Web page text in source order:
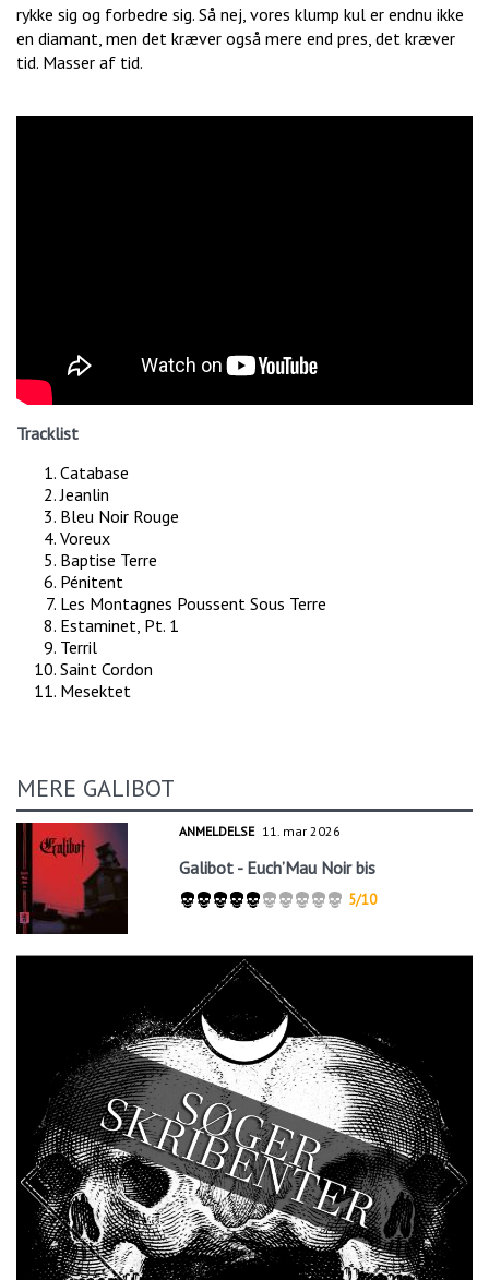
rykke sig og forbedre sig. Så nej, vores klump kul er endnu ikke
en diamant, men det kræver også mere end pres, det kræver
tid. Masser af tid.
Tracklist
Catabase
Jeanlin
Bleu Noir Rouge
Voreux
Baptise Terre
Pénitent
Les Montagnes Poussent Sous Terre
Estaminet, Pt. 1
Terril
Saint Cordon
Mesektet
MERE GALIBOT
ANMELDELSE 11. mar 2026
Galibot - Euch’Mau Noir bis
5/10